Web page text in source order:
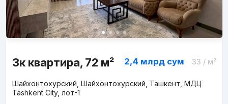
3к квартира, 72 м² 2,4 млрд сум 33 / м²
Шайхонтохурский, Шайхонтохурский, Ташкент, МДЦ
Tashkent City, лот-1